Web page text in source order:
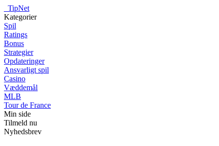
TipNet
Kategorier
Spil
Ratings
Bonus
Strategier
Opdateringer
Ansvarligt spil
Casino
Væddemål
MLB
Tour de France
Min side
Tilmeld nu
Nyhedsbrev